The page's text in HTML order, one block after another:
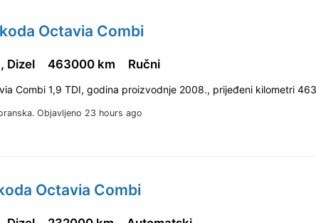
Octavia Combi
Objavljeno 23 hours ago
Dizel 463000 km Ručni
Combi 1,9 TDI, godina proizvodnje 2008., prijeđeni kilometri
Octavia Combi